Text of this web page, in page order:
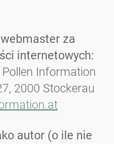
za
internetowych:
Information
2000 Stockerau
autor (o ile nie